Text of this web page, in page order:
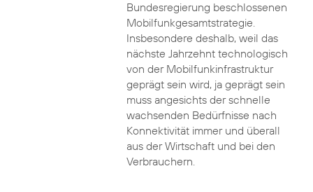
Bundesregierung beschlossenen
Mobilfunkgesamtstrategie.
Insbesondere deshalb, weil das
nächste Jahrzehnt technologisch
von der Mobilfunkinfrastruktur
geprägt sein wird, ja geprägt sein
muss angesichts der schnelle
wachsenden Bedürfnisse nach
Konnektivität immer und überall
aus der Wirtschaft und bei den
Verbrauchern.